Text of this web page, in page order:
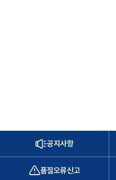
공지사항
품질오류신고